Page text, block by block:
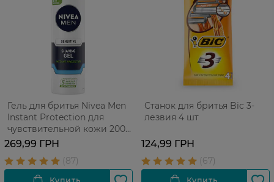
Гель для бритья Nivea Men
Instant Protection для
чувствительной кожи 200
мл
269,99 ГРН
Станок для бритья Bic 3-
лезвия 4 шт
124,99 ГРН